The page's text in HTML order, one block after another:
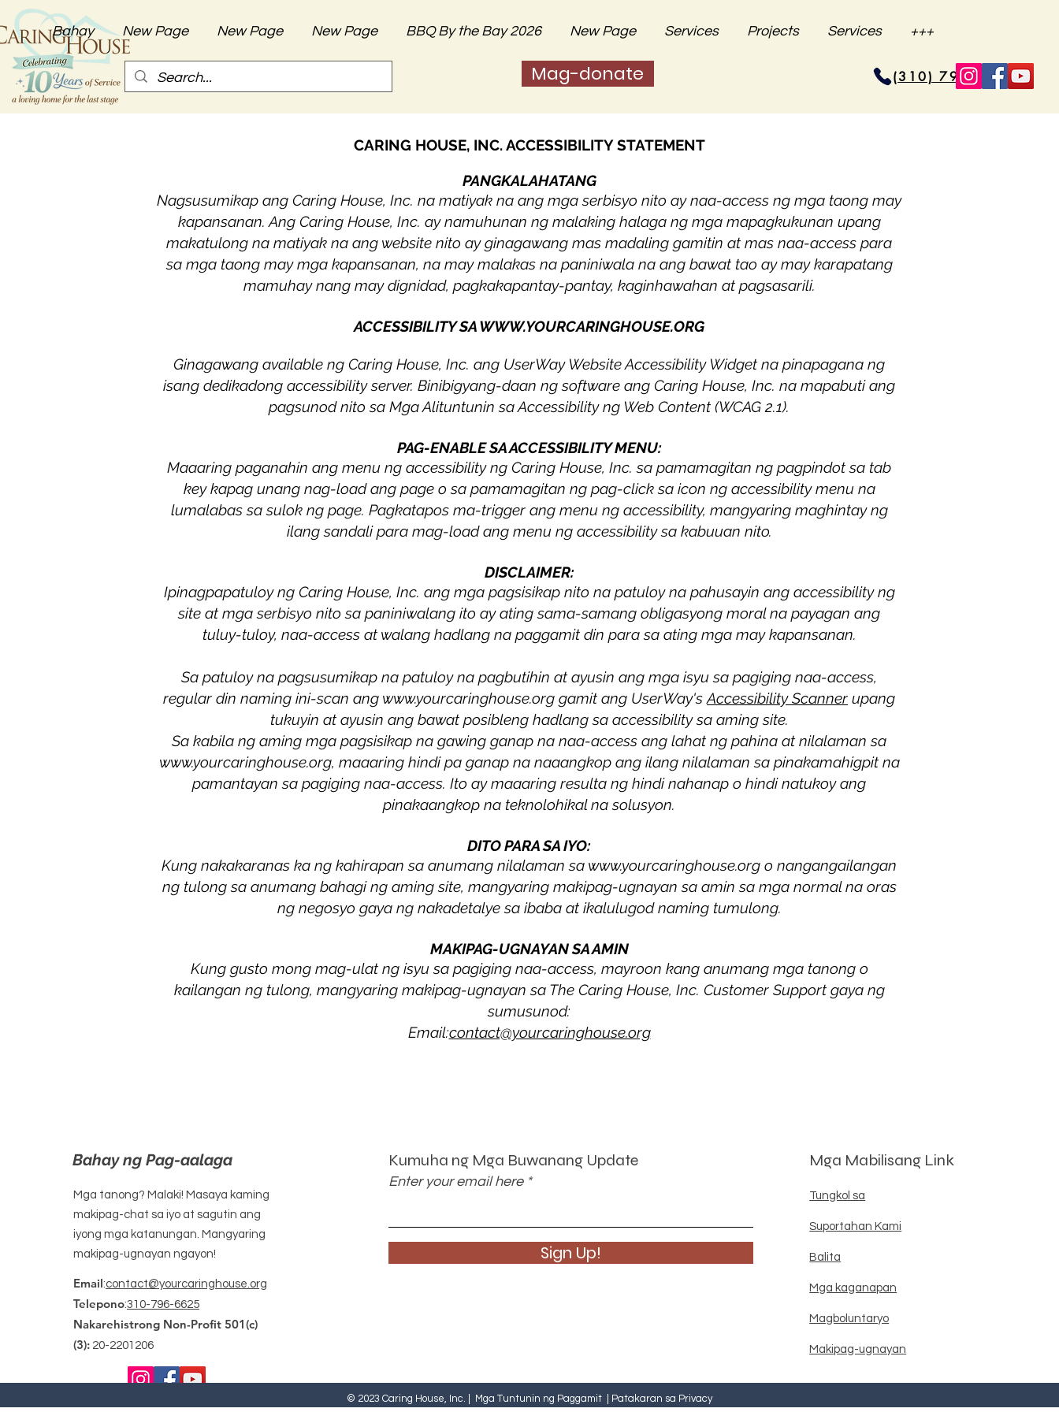
Bahay New Page New Page New Page BBQ By the Bay 2026 New Page Services Projects Services +++
Mag-donate (310) 796-6625
CARING HOUSE, INC. ACCESSIBILITY STATEMENT
PANGKALAHATANG
Nagsusumikap ang Caring House, Inc. na matiyak na ang mga serbisyo nito ay naa-access ng mga taong may
kapansanan. Ang Caring House, Inc. ay namuhunan ng malaking halaga ng mga mapagkukunan upang
makatulong na matiyak na ang website nito ay ginagawang mas madaling gamitin at mas naa-access para
sa mga taong may mga kapansanan, na may malakas na paniniwala na ang bawat tao ay may karapatang
mamuhay nang may dignidad, pagkakapantay-pantay, kaginhawahan at pagsasarili.
ACCESSIBILITY SAWWW.YOURCARINGHOUSE.ORG
Ginagawang available ng Caring House, Inc. ang UserWay Website Accessibility Widget na pinapagana ng
isang dedikadong accessibility server. Binibigyang-daan ng software ang Caring House, Inc. na mapabuti ang
pagsunod nito sa Mga Alituntunin sa Accessibility ng Web Content (WCAG 2.1).
PAG-ENABLE SA ACCESSIBILITY MENU:
Maaaring paganahin ang menu ng accessibility ng Caring House, Inc. sa pamamagitan ng pagpindot sa tab
key kapag unang nag-load ang page o sa pamamagitan ng pag-click sa icon ng accessibility menu na
lumalabas sa sulok ng page. Pagkatapos ma-trigger ang menu ng accessibility, mangyaring maghintay ng
ilang sandali para mag-load ang menu ng accessibility sa kabuuan nito.
DISCLAIMER:
Ipinagpapatuloy ng Caring House, Inc. ang mga pagsisikap nito na patuloy na pahusayin ang accessibility ng
site at mga serbisyo nito sa paniniwalang ito ay ating sama-samang obligasyong moral na payagan ang
tuluy-tuloy, naa-access at walang hadlang na paggamit din para sa ating mga may kapansanan.
Sa patuloy na pagsusumikap na patuloy na pagbutihin at ayusin ang mga isyu sa pagiging naa-access,
regular din naming ini-scan ang www.yourcaringhouse.org gamit ang UserWay's Accessibility Scanner upang
tukuyin at ayusin ang bawat posibleng hadlang sa accessibility sa aming site.
Sa kabila ng aming mga pagsisikap na gawing ganap na naa-access ang lahat ng pahina at nilalaman sa
www.yourcaringhouse.org, maaaring hindi pa ganap na naaangkop ang ilang nilalaman sa pinakamahigpit na
pamantayan sa pagiging naa-access. Ito ay maaaring resulta ng hindi nahanap o hindi natukoy ang
pinakaangkop na teknolohikal na solusyon.
DITO PARA SA IYO:
Kung nakakaranas ka ng kahirapan sa anumang nilalaman sa www.yourcaringhouse.org o nangangailangan
ng tulong sa anumang bahagi ng aming site, mangyaring makipag-ugnayan sa amin sa mga normal na oras
ng negosyo gaya ng nakadetalye sa ibaba at ikalulugod naming tumulong.
MAKIPAG-UGNAYAN SA AMIN
Kung gusto mong mag-ulat ng isyu sa pagiging naa-access, mayroon kang anumang mga tanong o
kailangan ng tulong, mangyaring makipag-ugnayan sa The Caring House, Inc. Customer Support gaya ng
sumusunod:
Email:contact@yourcaringhouse.org
Bahay ng Pag-aalaga
Mga tanong? Malaki! Masaya kaming
makipag-chat sa iyo at sagutin ang
iyong mga katanungan. Mangyaring
makipag-ugnayan ngayon!
Email:contact@yourcaringhouse.org
Telepono:310-796-6625
Nakarehistrong Non-Profit 501(c)
(3): 20-2201206
Kumuha ng Mga Buwanang Update
Enter your email here
Sign Up!
Mga Mabilisang Link
Tungkol sa
Suportahan Kami
Balita
Mga kaganapan
Magboluntaryo
Makipag-ugnayan
© 2023 Caring House, Inc. | Mga Tuntunin ng Paggamit Patakaran sa Privacy